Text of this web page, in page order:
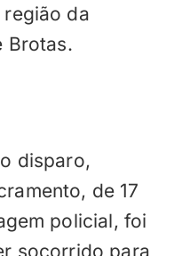
região da
Brotas.
disparo,
de 17
policial, foi
socorrido para